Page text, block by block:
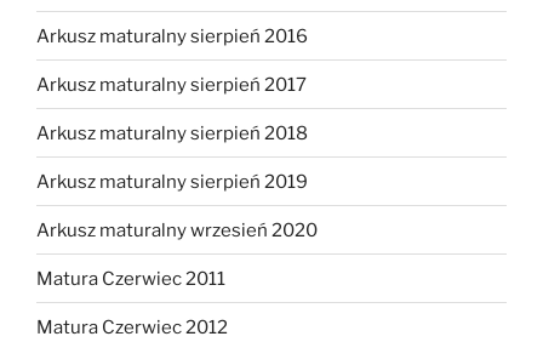
Arkusz maturalny sierpień 2016
Arkusz maturalny sierpień 2017
Arkusz maturalny sierpień 2018
Arkusz maturalny sierpień 2019
Arkusz maturalny wrzesień 2020
Matura Czerwiec 2011
Matura Czerwiec 2012